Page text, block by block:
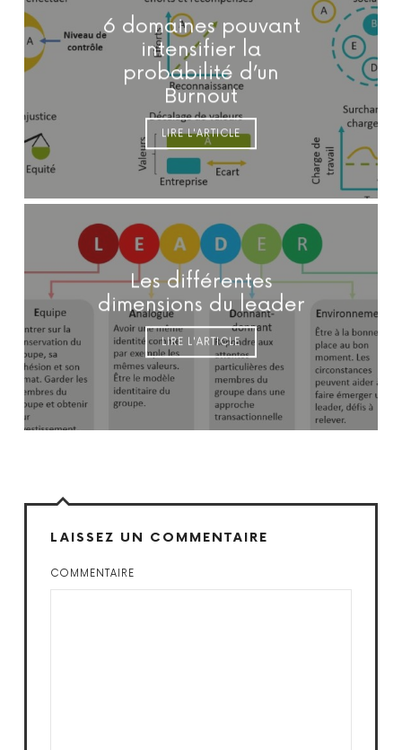
6 domaines pouvant
intensifier la
probabilité d’un
Burnout
LIRE L'ARTICLE
Les différentes
dimensions du leader
LIRE L'ARTICLE
LAISSEZ UN COMMENTAIRE
COMMENTAIRE